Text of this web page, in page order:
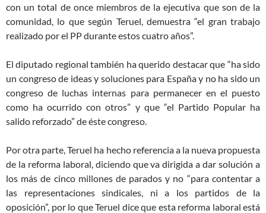
con un total de once miembros de la ejecutiva que son de la
comunidad, lo que según Teruel, demuestra “el gran trabajo
realizado por el PP durante estos cuatro años”.
El diputado regional también ha querido destacar que “ha sido
un congreso de ideas y soluciones para España y no ha sido un
congreso de luchas internas para permanecer en el puesto
como ha ocurrido con otros” y que “el Partido Popular ha
salido reforzado” de éste congreso.
Por otra parte, Teruel ha hecho referencia a la nueva propuesta
de la reforma laboral, diciendo que va dirigida a dar solución a
los más de cinco millones de parados y no “para contentar a
las representaciones sindicales, ni a los partidos de la
oposición”, por lo que Teruel dice que esta reforma laboral está